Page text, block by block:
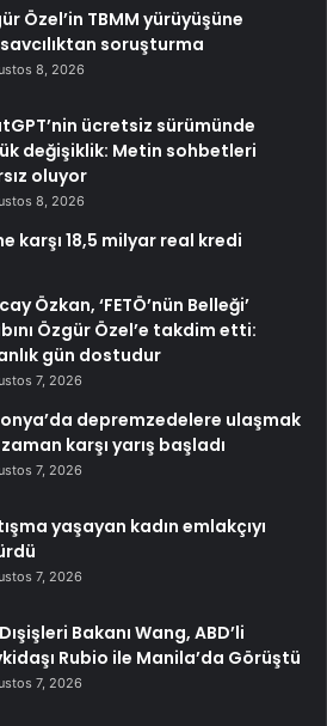
Özel’in TBMM yürüyüşüne
soruşturma
8, 2026
ücretsiz sürümünde
değişiklik: Metin sohbetleri
oluyor
8, 2026
karşı 18,5 milyar real kredi
Özkan, ‘FETÖ’nün Belleği’
Özgür Özel’e takdim etti:
gün dostudur
7, 2026
depremzedelere ulaşmak
karşı yarış başladı
7, 2026
yaşayan kadın emlakçıyı
7, 2026
Bakanı Wang, ABD’li
Rubio ile Manila’da Görüştü
7, 2026